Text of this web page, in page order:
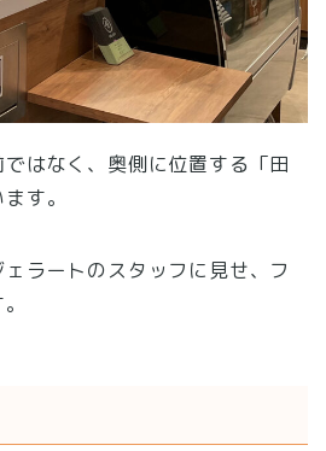
はなく、奥側に位置する「田
す。
ラートのスタッフに見せ、フ